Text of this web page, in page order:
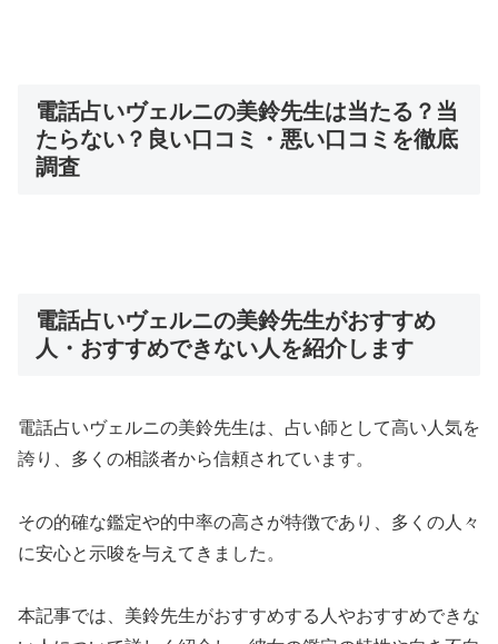
電話占いヴェルニの美鈴先生は当たる？当
たらない？良い口コミ・悪い口コミを徹底
調査
電話占いヴェルニの美鈴先生がおすすめ
人・おすすめできない人を紹介します
電話占いヴェルニの美鈴先生は、占い師として高い人気を
誇り、多くの相談者から信頼されています。
その的確な鑑定や的中率の高さが特徴であり、多くの人々
に安心と示唆を与えてきました。
本記事では、美鈴先生がおすすめする人やおすすめできな